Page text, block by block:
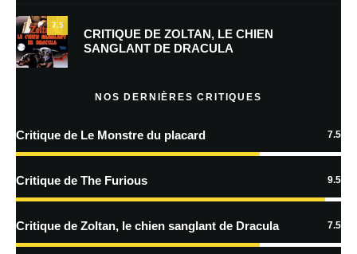
Prévenez-moi de tous les nouveaux commentaires par e-mail.
Prévenez-moi de tous les nouveaux articles par e-mail.
En savoir
traitées
7.5
CRITIQUE DE ZOLTAN, LE CHIEN
SANGLANT DE DRACULA
NOS DERNIÈRES CRITIQUES
Critique de Le Monstre du placard 7.5
Critique de The Furious 9.5
Critique de Zoltan, le chien sanglant de Dracula 7.5